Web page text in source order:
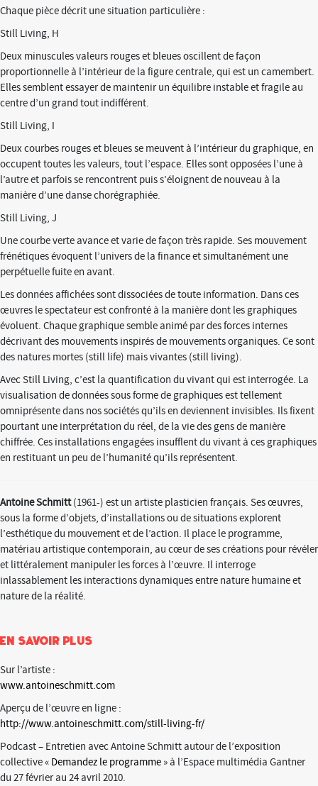
Chaque pièce décrit une situation particulière :
Still Living, H
Deux minuscules valeurs rouges et bleues oscillent de façon
proportionnelle à l’intérieur de la figure centrale, qui est un camembert.
Elles semblent essayer de maintenir un équilibre instable et fragile au
centre d’un grand tout indifférent.
Still Living, I
Deux courbes rouges et bleues se meuvent à l’intérieur du graphique, en
occupent toutes les valeurs, tout l’espace. Elles sont opposées l’une à
l’autre et parfois se rencontrent puis s’éloignent de nouveau à la
manière d’une danse chorégraphiée.
Still Living, J
Une courbe verte avance et varie de façon très rapide. Ses mouvement
frénétiques évoquent l’univers de la finance et simultanément une
perpétuelle fuite en avant.
Les données affichées sont dissociées de toute information. Dans ces
œuvres le spectateur est confronté à la manière dont les graphiques
évoluent. Chaque graphique semble animé par des forces internes
décrivant des mouvements inspirés de mouvements organiques. Ce sont
des natures mortes (still life) mais vivantes (still living).
Avec Still Living, c’est la quantification du vivant qui est interrogée. La
visualisation de données sous forme de graphiques est tellement
omniprésente dans nos sociétés qu’ils en deviennent invisibles. Ils fixent
pourtant une interprétation du réel, de la vie des gens de manière
chiffrée. Ces installations engagées insufflent du vivant à ces graphiques
en restituant un peu de l’humanité qu’ils représentent.
Antoine Schmitt(1961-) est un artiste plasticien français. Ses œuvres,
sous la forme d’objets, d’installations ou de situations explorent
l’esthétique du mouvement et de l’action. Il place le programme,
matériau artistique contemporain, au cœur de ses créations pour révéler
et littéralement manipuler les forces à l’œuvre. Il interroge
inlassablement les interactions dynamiques entre nature humaine et
nature de la réalité.
En savoir plus
Sur l’artiste :
www.antoineschmitt.com
Aperçu de l’œuvre en ligne :
http://www.antoineschmitt.com/still-living-fr/
Podcast – Entretien avec Antoine Schmitt autour de l’exposition
collective « Demandez le programme » à l’Espace multimédia Gantner
du 27 février au 24 avril 2010.